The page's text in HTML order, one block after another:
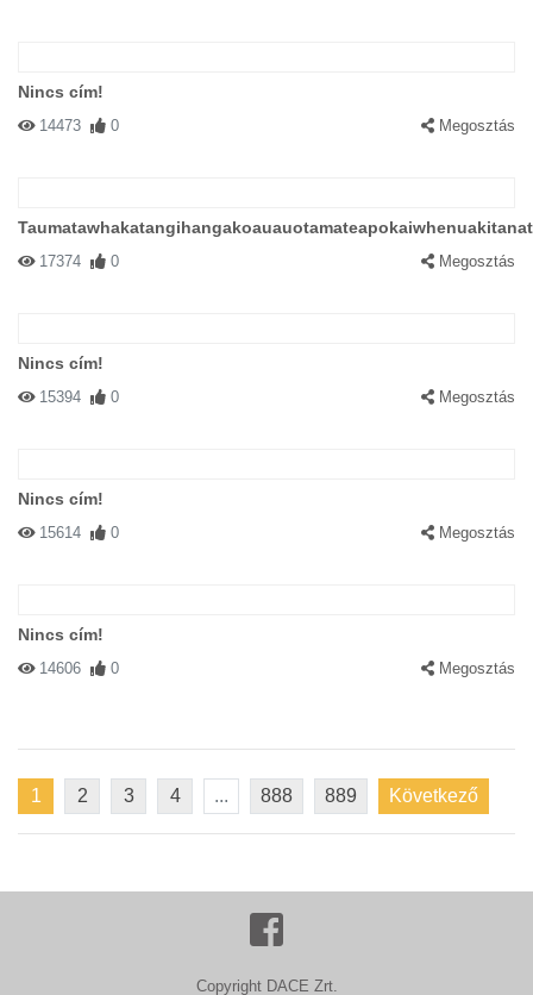
Nincs cím!
14473 0 Megosztás
17374 0 Megosztás
Nincs cím!
15394 0 Megosztás
Nincs cím!
15614 0 Megosztás
Nincs cím!
14606 0 Megosztás
1 2 3 4 ... 888 889 Következő
Copyright DACE Zrt.